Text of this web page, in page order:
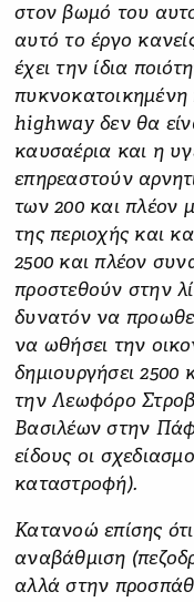
στον βωμό του
αυτό το έργο
έχει την ίδια
πυκνοκατοικημένη
highway δεν θα
καυσαέρια και η
επηρεαστούν
των 200 και πλέον
της περιοχής και
2500 και πλέον
προστεθούν στην
δυνατόν να
να ωθήσει την
δημιουργήσει 2500
την Λεωφόρο
Βασιλέων στην
είδους οι
καταστροφή).
Κατανοώ επίσης
αναβάθμιση
αλλά στην